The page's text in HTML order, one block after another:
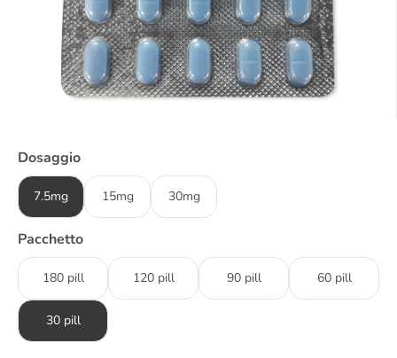
Dosaggio
7.5mg 15mg 30mg
Pacchetto
180 pill 120 pill 90 pill 60 pill
30 pill